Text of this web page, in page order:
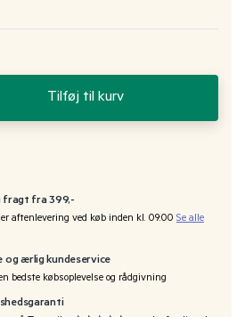
Tilføj til kurv
fragt fra 399,-
aftenlevering ved køb inden kl. 09:00 Se alle
ærlig kundeservice
bedste købsoplevelse og rådgivning